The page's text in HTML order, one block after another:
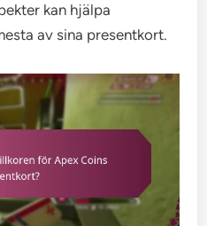
kan hjälpa
av sina presentkort.